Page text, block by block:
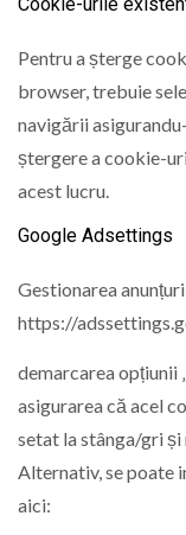
Pentru a șterge
browser, trebuie
navigării
ștergere a cookie-
acest lucru.
Google Adsettings
Gestionarea
https://
demarcarea opțiunii
asigurarea că acel
setat la stânga/gri
Alternativ, se poate
aici: